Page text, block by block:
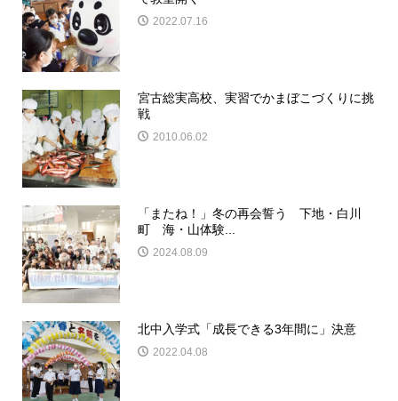
2022.07.16
宮古総実高校、実習でかまぼこづくりに挑
戦
2010.06.02
「またね！」冬の再会誓う 下地・白川
町 海・山体験...
2024.08.09
北中入学式「成長できる3年間に」決意
2022.04.08